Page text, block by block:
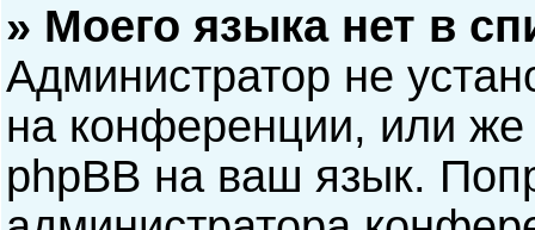
» Моего языка нет в
Администратор не
на конференции, или же
phpBB на ваш язык.